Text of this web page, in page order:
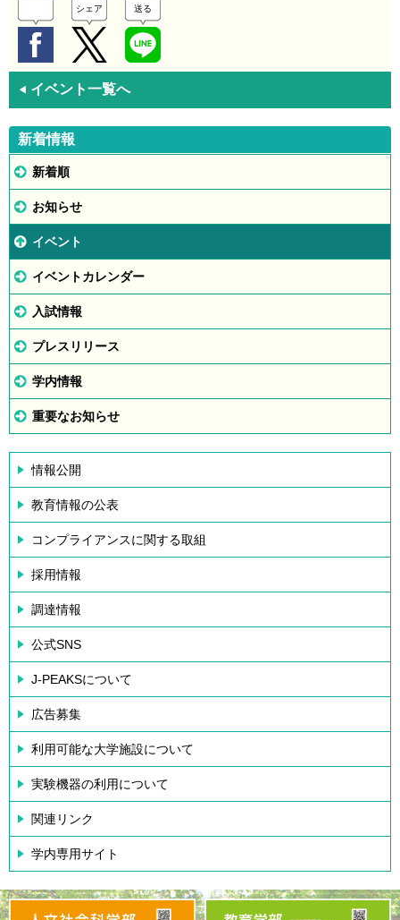
シェア 送る
◀ イベント一覧へ
新着情報
新着順
お知らせ
イベント
イベントカレンダー
入試情報
プレスリリース
学内情報
重要なお知らせ
情報公開
教育情報の公表
コンプライアンスに関する取組
採用情報
調達情報
公式SNS
J-PEAKSについて
広告募集
利用可能な大学施設について
実験機器の利用について
関連リンク
学内専用サイト